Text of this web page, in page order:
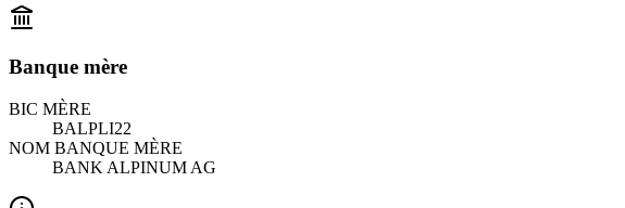
Banque mère
BIC MÈRE
BALPLI22
NOM BANQUE MÈRE
BANK ALPINUM AG